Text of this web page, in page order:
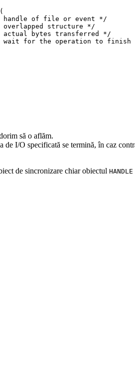
(
handle of file or event */
structure */
bytes transferred */
wait for the operation to finish
să o aflăm.
de I/O specificată se termină, în caz
de sincronizare chiar obiectul HANDLE